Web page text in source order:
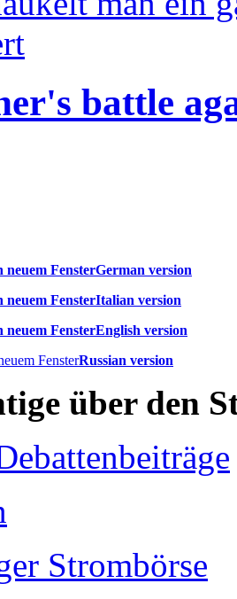
battle
German version
Italian version
English version
Russian version
über den
Strombörse